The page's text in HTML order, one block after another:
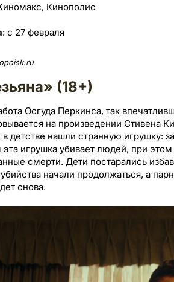
Кинополис
: с 27 февраля
ru
(18+)
Осгуда Перкинса, так
на произведении Стивена
в детстве нашли странную игрушку:
эта игрушка убивает людей, при
смерти. Дети постарались
начали продолжаться, а
снова.